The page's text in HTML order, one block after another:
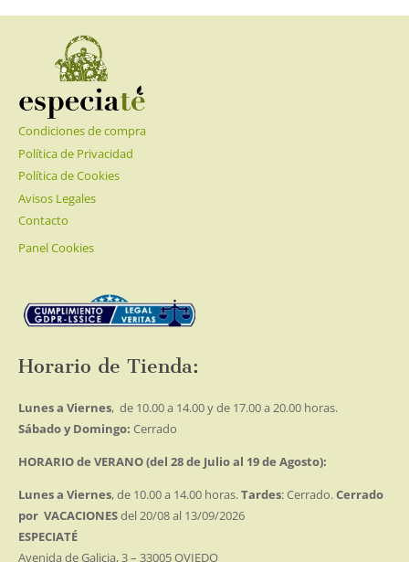
Condiciones de compra
Política de Privacidad
Política de Cookies
Avisos Legales
Contacto
Panel Cookies
Horario de Tienda:
Lunes a Viernes, de 10.00 a 14.00 y de 17.00 a 20.00 horas.
Sábado y Domingo: Cerrado
HORARIO de VERANO (del 28 de Julio al 19 de Agosto):
Lunes a Viernes, de 10.00 a 14.00 horas.Tardes: Cerrado.Cerrado
por VACACIONESdel 20/08 al 13/09/2026
ESPECIATÉ
Avenida de Galicia, 3 – 33005 OVIEDO